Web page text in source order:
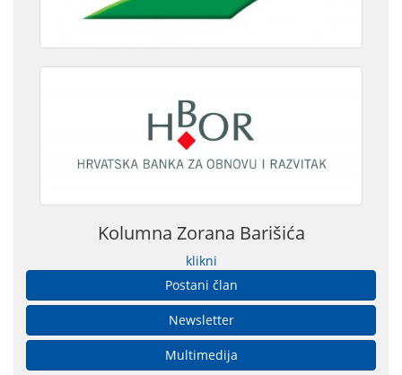
Kolumna Zorana Barišića
klikni
Postani član
Newsletter
Multimedija